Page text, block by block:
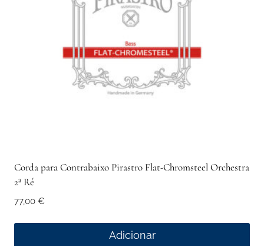
Corda para Contrabaixo Pirastro Flat-Chromsteel Orchestra
2ª Ré
77,00 €
Adicionar